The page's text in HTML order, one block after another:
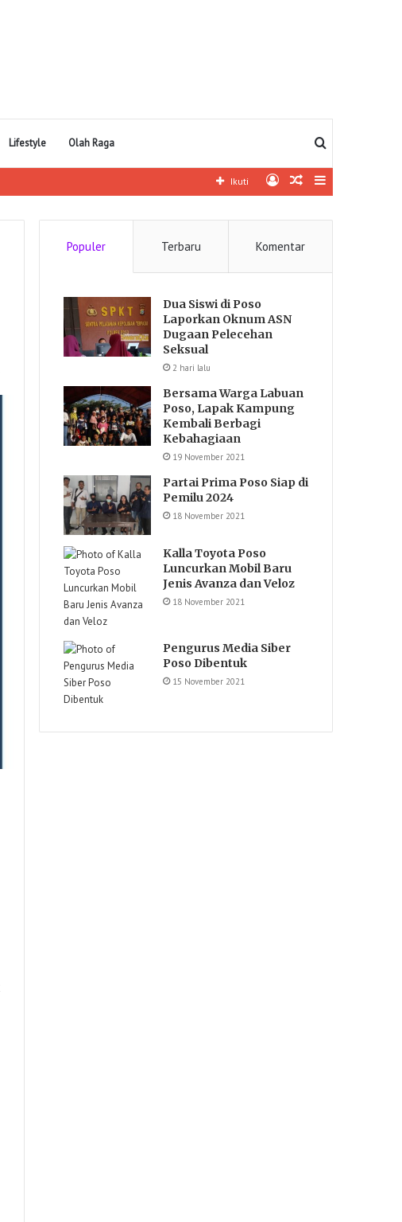
Lifestyle Olah Raga Pencarian
Sidebar
Artikel
Log
Ikuti
Populer Terbaru Komentar
Dua Siswi di Poso
Laporkan Oknum ASN
Dugaan Pelecehan
Seksual
2 hari lalu
Bersama Warga Labuan
Poso, Lapak Kampung
Kembali Berbagi
Kebahagiaan
19 November 2021
Partai Prima Poso Siap di
Pemilu 2024
18 November 2021
Kalla Toyota Poso
Luncurkan Mobil Baru
Jenis Avanza dan Veloz
18 November 2021
Pengurus Media Siber
Poso Dibentuk
15 November 2021